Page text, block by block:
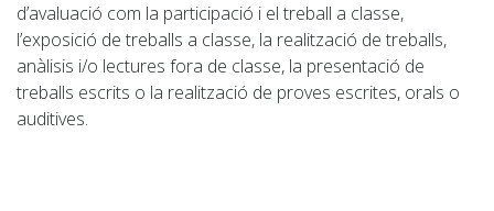
d’avaluació com la participació i el treball a classe,
l’exposició de treballs a classe, la realització de treballs,
anàlisis i/o lectures fora de classe, la presentació de
treballs escrits o la realització de proves escrites, orals o
auditives.